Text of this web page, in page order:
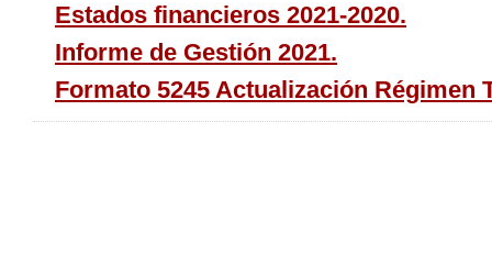
Estados financieros 2021-2020.
Informe de Gestión 2021.
Formato 5245 Actualización Régimen